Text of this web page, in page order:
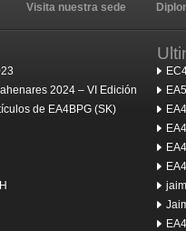
Visita nuestra sede
2024 – VI Edición
de EA4BPG (SK)